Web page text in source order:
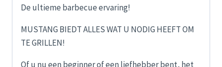
De ultieme barbecue ervaring!
MUSTANG BIEDT ALLES WAT U NODIG HEEFT OM
TE GRILLEN!
Of u nu een beginner of een liefhebber bent, het